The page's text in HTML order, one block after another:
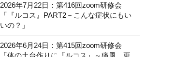
2026年7月22日：第416回zoom研修会
「『ルコス』PART2－こんな症状にもい
いの？」
2026年6月24日：第415回zoom研修会
「体の土台作りに『ルコス』～痛風、更